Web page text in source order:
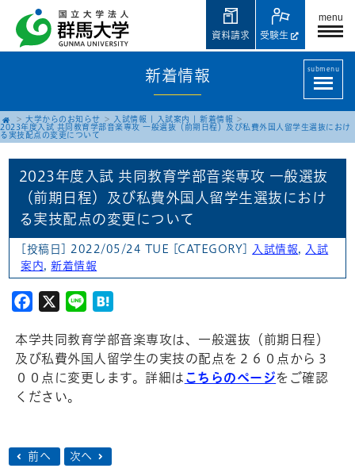
menu
受験生
資料請求
新着情報 submenu
大学からのお知らせ 入試情報 入試案内
新着情報
2023年度入試 共同教育学部音楽専攻 一般選抜（前期日程）及び私費外国人留学生選抜におけ
る実技配点の変更について
2023年度入試 共同教育学部音楽専攻 一般選抜
（前期日程）及び私費外国人留学生選抜におけ
る実技配点の変更について
[投稿日] 2022/05/24 TUE [CATEGORY] 入試情報,
入試
案内 ,新着情報
Facebook
X Line
本学共同教育学部音楽専攻は、一般選抜（前期日程）
及び私費外国人留学生の実技の配点を２６０点から３
００点に変更します。詳細は こちらのページをご確認
ください。
前へ 次へ